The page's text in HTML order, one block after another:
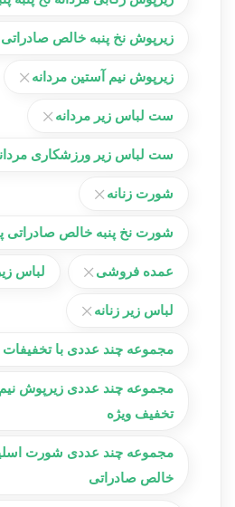
زیرپوش نخ پنبه خالص صادراتی
زیرپوش نیم آستین مردانه
ست لباس زیر مردانه
ست لباس زیر ورزشکاری
شورت زنانه
شورت نخ پنبه خالص صادراتی
عمده فروشی لباس
لباس زیر زنانه
مجموعه چند عددی با تخفیفات
مجموعه چند عددی زیرپوش نیم
تخفیف ویژه
مجموعه چند عددی شورت
خالص صادراتی